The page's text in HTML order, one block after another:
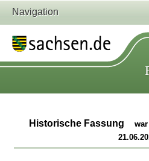
Navigation
Historische Fassung